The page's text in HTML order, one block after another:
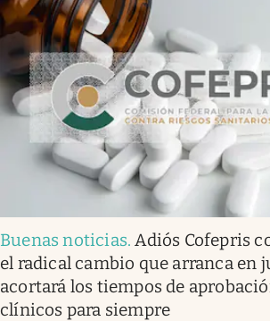
Buenas noticias. Adiós Cofepris
el radical cambio que arranca en
acortará los tiempos de
clínicos para siempre